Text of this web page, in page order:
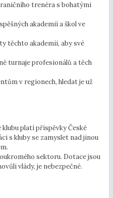
trenéra s bohatými
akademií a škol ve
těchto akademii, aby své
turnaje profesionálů a těch
v regionech, hledat je už
platí příspěvky České
s kluby se zamyslet nad jinou
sektoru. Dotace jsou
vlády, je nebezpečné.